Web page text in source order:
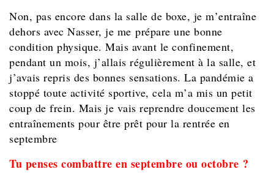
Non, pas encore dans la salle de boxe, je m’entraîne
dehors avec Nasser, je me prépare une bonne
condition physique. Mais avant le confinement,
pendant un mois, j’allais régulièrement à la salle, et
j’avais repris des bonnes sensations. La pandémie a
stoppé toute activité sportive, cela m’a mis un petit
coup de frein. Mais je vais reprendre doucement les
entraînements pour être prêt pour la rentrée en
septembre
Tu penses combattre en septembre ou octobre ?